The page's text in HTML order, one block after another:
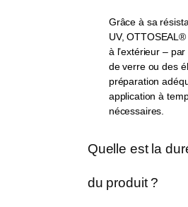
Grâce à sa
UV,
à l’extérieur –
de verre ou des
préparation
application à
nécessaires.
Quelle est la
du produit ?